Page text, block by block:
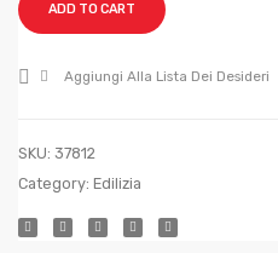
ADD TO CART
Aggiungi Alla Lista Dei Desideri
SKU: 37812
Category: Edilizia